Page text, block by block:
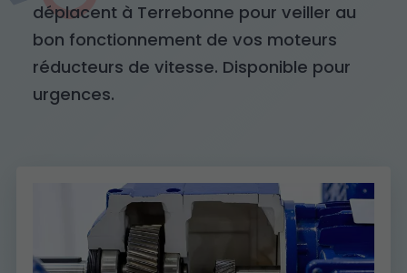
déplacent à Terrebonne pour veiller au
bon fonctionnement de vos moteurs
réducteurs de vitesse. Disponible pour
urgences.